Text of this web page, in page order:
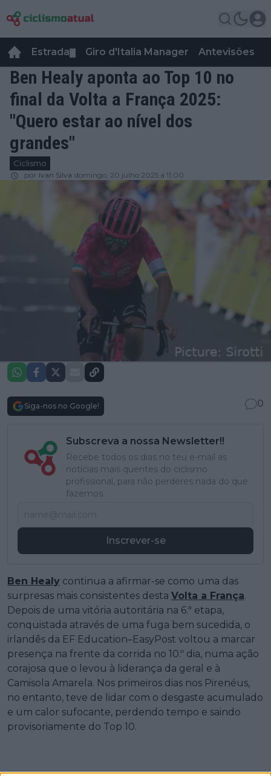
Estrada Giro d'Italia Manager Antevisões
Ben Healy aponta ao Top 10 no
final da Volta a França 2025:
"Quero estar ao nível dos
grandes"
Ciclismo
por Ivan Silva domingo, 20 julho 2025 a 11:00
Siga-nos no Google! 0
Subscreva a nossa Newsletter!!
Recebe todos os dias no teu e-mail as
notícias mais quentes do ciclismo
profissional, para não perderes nada do que
fazemos.
Inscrever-se
Ben Healy continua a afirmar-se como uma das
surpresas mais consistentes desta Volta a França.
Depois de uma vitória autoritária na 6.ª etapa,
conquistada através de uma fuga bem sucedida, o
irlandês da EF Education–EasyPost voltou a marcar
presença na frente da corrida no 10.º dia, numa ação
corajosa que o levou à liderança da geral e à
Camisola Amarela. Nos primeiros dias nos Pirenéus,
no entanto, teve de lidar com o desgaste acumulado
e um calor sufocante, perdendo tempo e saindo
provisoriamente do Top 10.